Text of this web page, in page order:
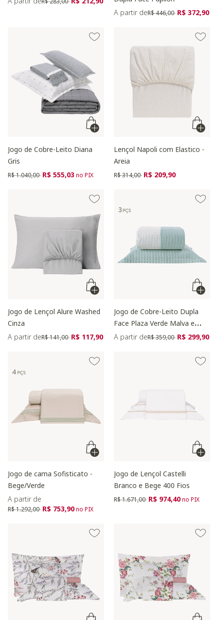
A partir dePreço reduzido de
R$ 446,00 para
R$ 372,90
Jogo de Cobre-Leito Diana
Gris
Preço reduzido de
R$ 1.040,00 para
R$ 555,03no PIX
Lençol Napoli com Elastico -
Areia
Preço reduzido de
R$ 314,00 para
R$ 209,90
Jogo de Lençol Alure Washed
Cinza
A partir dePreço reduzido de
R$ 141,00 para
R$ 117,90
Jogo de Cobre-Leito Dupla
Face Plaza Verde Malva e
Palha
A partir dePreço reduzido de
R$ 359,00 para
R$ 299,90
Jogo de cama Sofisticato -
Bege/Verde
A partir de
Preço reduzido de
R$ 1.292,00 para
R$ 753,90no PIX
Jogo de Lençol Castelli
Branco e Bege 400 Fios
Preço reduzido de
R$ 1.671,00 para
R$ 974,40no PIX